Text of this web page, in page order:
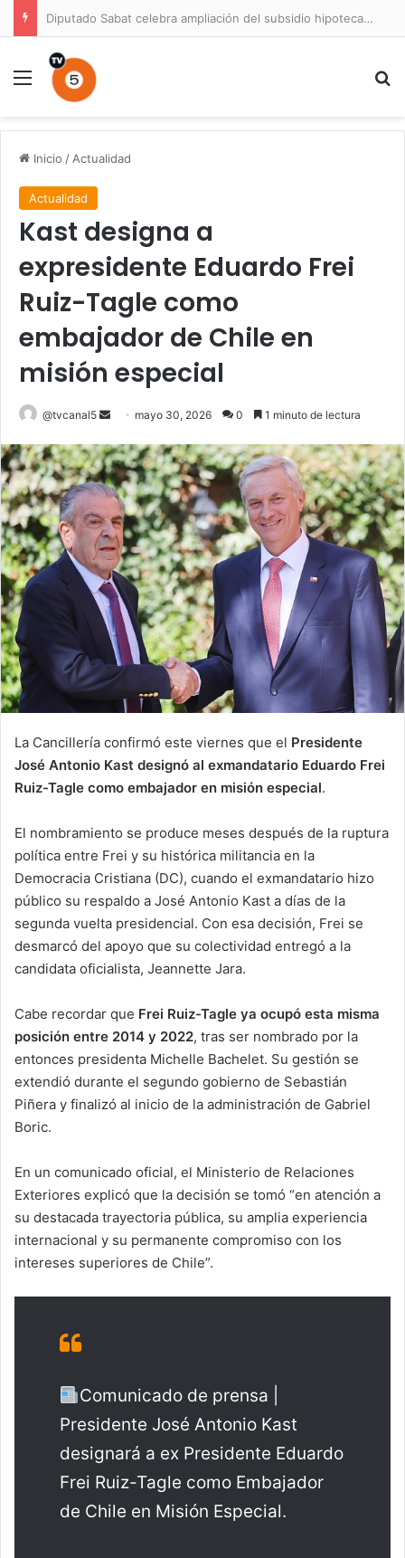
Diputado Sabat celebra ampliación del subsidio hipotecario con viviendas de hasta 6.000 UF
Menú
Inicio / Actualidad
Actualidad
Kast designa a
expresidente Eduardo Frei
Ruiz-Tagle como
embajador de Chile en
misión especial
@tvcanal5
Send
email
mayo 30, 2026 0 1 minuto de lectura
La Cancillería confirmó este viernes que el Presidente
José Antonio Kast designó al exmandatario Eduardo Frei
Ruiz-Tagle como embajador en misión especial.
El nombramiento se produce meses después de la ruptura
política entre Frei y su histórica militancia en la
Democracia Cristiana (DC), cuando el exmandatario hizo
público su respaldo a José Antonio Kast a días de la
segunda vuelta presidencial. Con esa decisión, Frei se
desmarcó del apoyo que su colectividad entregó a la
candidata oficialista, Jeannette Jara.
Cabe recordar que Frei Ruiz-Tagle ya ocupó esta misma
posición entre 2014 y 2022, tras ser nombrado por la
entonces presidenta Michelle Bachelet. Su gestión se
extendió durante el segundo gobierno de Sebastián
Piñera y finalizó al inicio de la administración de Gabriel
Boric.
En un comunicado oficial, el Ministerio de Relaciones
Exteriores explicó que la decisión se tomó “en atención a
su destacada trayectoria pública, su amplia experiencia
internacional y su permanente compromiso con los
intereses superiores de Chile”.
Comunicado de prensa |
Presidente José Antonio Kast
designará a ex Presidente Eduardo
Frei Ruiz-Tagle como Embajador
de Chile en Misión Especial.